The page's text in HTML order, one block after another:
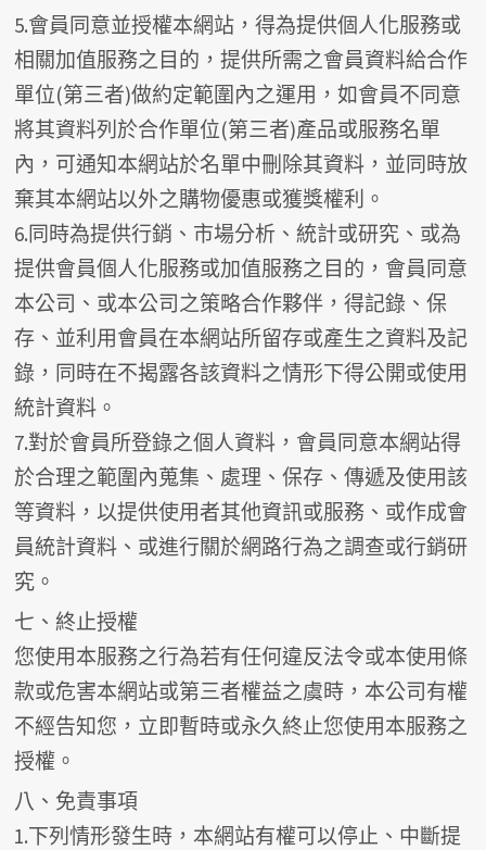
5.會員同意並授權本網站，得為提供個人化服務或
相關加值服務之目的，提供所需之會員資料給合作
單位(第三者)做約定範圍內之運用，如會員不同意
將其資料列於合作單位(第三者)產品或服務名單
內，可通知本網站於名單中刪除其資料，並同時放
棄其本網站以外之購物優惠或獲獎權利。
6.同時為提供行銷、市場分析、統計或研究、或為
提供會員個人化服務或加值服務之目的，會員同意
本公司、或本公司之策略合作夥伴，得記錄、保
存、並利用會員在本網站所留存或產生之資料及記
錄，同時在不揭露各該資料之情形下得公開或使用
統計資料。
7.對於會員所登錄之個人資料，會員同意本網站得
於合理之範圍內蒐集、處理、保存、傳遞及使用該
等資料，以提供使用者其他資訊或服務、或作成會
員統計資料、或進行關於網路行為之調查或行銷研
究。
七、終止授權
您使用本服務之行為若有任何違反法令或本使用條
款或危害本網站或第三者權益之虞時，本公司有權
不經告知您，立即暫時或永久終止您使用本服務之
授權。
八、免責事項
1.下列情形發生時，本網站有權可以停止、中斷提